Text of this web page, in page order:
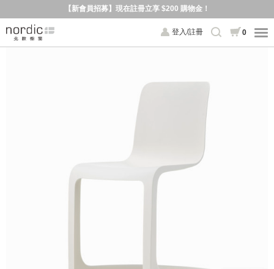
【新會員招募】現在註冊立享 $200 購物金！
登入/註冊 0